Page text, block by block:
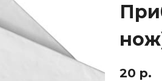
20 р.